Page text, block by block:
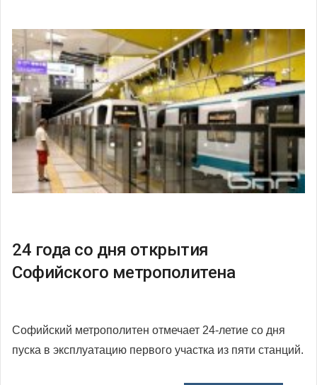
24 года со дня открытия
Софийского метрополитена
Софийский метрополитен отмечает 24-летие со дня
пуска в эксплуатацию первого участка из пяти станций.